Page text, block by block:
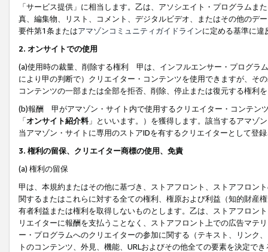
「サービス提供」に相当します。乙は、アソシエイト・プログラム
真、編集物、リスト、コメント、デジタルビデオ、またはその他のデ
要件第1条またはアマゾンコミュニティガイドラインに定める基準に違
2. オンサイトでの使用
(a)使用時の裁量、削除する権利 甲は、インフルエンサー・プログラ
により甲の判断で）クリエイター・コンテンツを使用できますが、そ
コンテンツの一部または全部を拒否、削除、停止または復元する権利
(b)報酬 甲がアマゾン・サイト内で使用するクリエイター・コンテン
「オンサイト紹介料」といいます。）を獲得します。該当するアマゾ
当アマゾン・サイトに専用のストアIDを有するクリエイターとして登
3. 権利の留保、クリエイター商標の使用、免責
(a) 権利の留保
甲は、本規約またはその他に基づき、ストアフロント、ストアフロン
関するまたはこれらに対する全ての権利、権原および利益（知的財産
有者利益または権利を取得しないものとします。乙は、ストアフロン
リエイターに報酬を支払うことなく、ストアフロント上での広告マテ
ー・プログラムへのクリエイターの参加に関する（テキスト、リンク
トのコンテンツ、外見、機能、URLおよびその他全ての要素を決定で